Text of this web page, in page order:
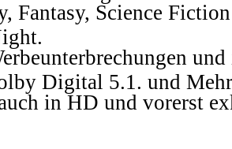
Fantasy, Science
Digital 5.1. und
in HD und vorerst